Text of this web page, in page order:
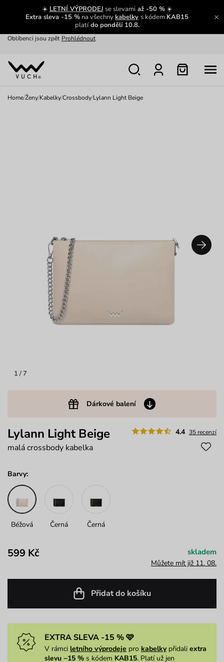
☀️ LETNÍ VÝPRODEJ se slevamiaž -50 %☀️
Extra sleva -15 % na všechnykabelky s kódem KAB15
platído pondělí 10.8.
Výměna a vrácení zdarma Zobrazit
Prohlédnout
Nech se inspirovat Ukázat
Home/Ženy/Kabelky/Crossbody/Lylann Light Beige
1 / 7
Dárkové balení
4.4 35 recenzí
Lylann Light Beige
malá crossbody kabelka
Barvy:
Béžová Černá Černá
599 Kč skladem
Můžete mít již 11. 08.
Přidat do košíku
EXTRA SLEVA -15 % 🩷
V rámci letního výprodeje pro kabelkypřidali extra
slevu −15 % s kódem KAB15. Platí už jen